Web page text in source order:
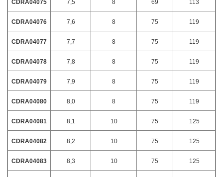
CDRA04075 7,5 8 69 113
CDRA04076 7,6 8 75 119
CDRA04077 7,7 8 75 119
CDRA04078 7,8 8 75 119
CDRA04079 7,9 8 75 119
CDRA04080 8,0 8 75 119
CDRA04081 8,1 10 75 125
CDRA04082 8,2 10 75 125
CDRA04083 8,3 10 75 125